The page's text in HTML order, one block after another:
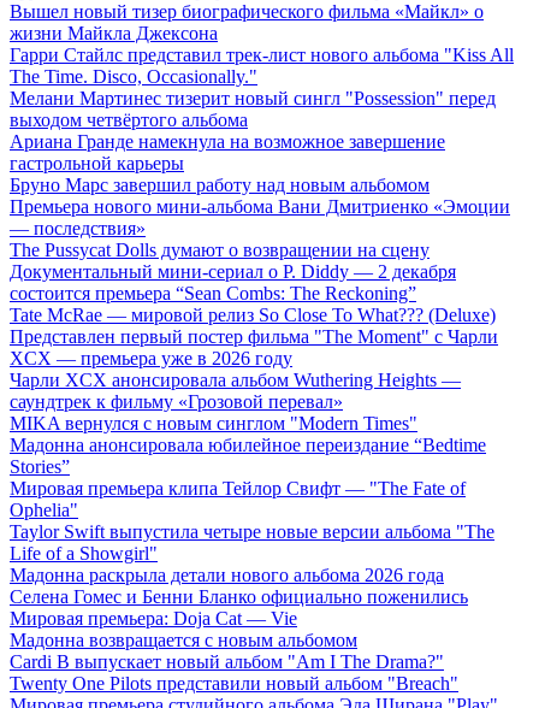
Вышел новый тизер биографического фильма «Майкл» о
жизни Майкла Джексона
Гарри Стайлс представил трек-лист нового альбома "Kiss All
The Time. Disco, Occasionally."
Мелани Мартинес тизерит новый сингл "Possession" перед
выходом четвёртого альбома
Ариана Гранде намекнула на возможное завершение
гастрольной карьеры
Бруно Марс завершил работу над новым альбомом
Премьера нового мини-альбома Вани Дмитриенко «Эмоции
— последствия»
The Pussycat Dolls думают о возвращении на сцену
Документальный мини-сериал о P. Diddy — 2 декабря
состоится премьера “Sean Combs: The Reckoning”
Tate McRae — мировой релиз So Close To What??? (Deluxe)
Представлен первый постер фильма "The Moment" с Чарли
XCX — премьера уже в 2026 году
Чарли XCX анонсировала альбом Wuthering Heights —
саундтрек к фильму «Грозовой перевал»
MIKA вернулся с новым синглом "Modern Times"
Мадонна анонсировала юбилейное переиздание “Bedtime
Stories”
Мировая премьера клипа Тейлор Свифт — "The Fate of
Ophelia"
Taylor Swift выпустила четыре новые версии альбома "The
Life of a Showgirl"
Мадонна раскрыла детали нового альбома 2026 года
Селена Гомес и Бенни Бланко официально поженились
Мировая премьера: Doja Cat — Vie
Мадонна возвращается с новым альбомом
Cardi B выпускает новый альбом "Am I The Drama?"
Twenty One Pilots представили новый альбом "Breach"